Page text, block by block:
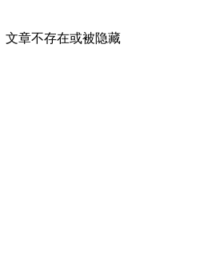
文章不存在或被隐藏